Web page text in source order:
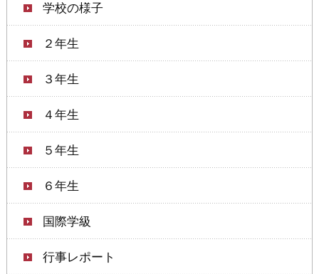
学校の様子
２年生
３年生
４年生
５年生
６年生
国際学級
行事レポート